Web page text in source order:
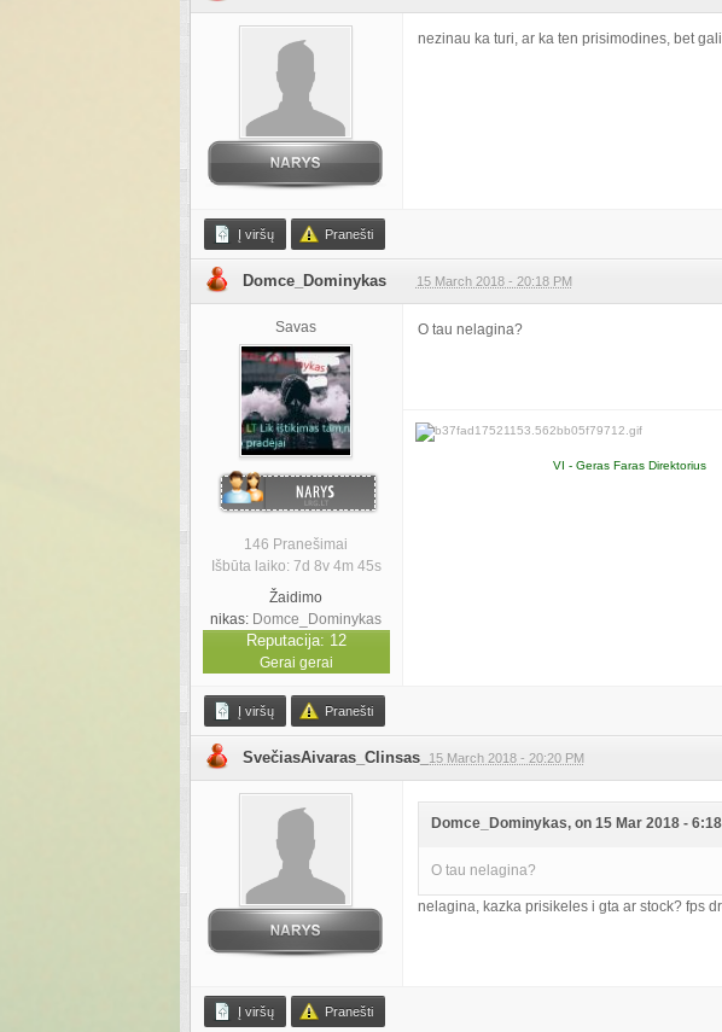
nezinau ka turi, ar ka ten prisimodines, bet
Į viršų Pranešti
Domce_Dominykas 15 March 2018 - 20:18 PM
Savas
146 Pranešimai
Išbūta laiko: 7d 8v 4m 45s
Žaidimo
nikas: Domce_Dominykas
Reputacija: 12
Gerai gerai
O tau nelagina?
VI - Geras Faras Direktorius
Į viršų Pranešti
SvečiasAivaras_Clinsas_ 15 March 2018 - 20:20 PM
Domce_Dominykas, on 15 Mar 2018 -
O tau nelagina?
nelagina, kazka prisikeles i gta ar stock? fps
Į viršų Pranešti